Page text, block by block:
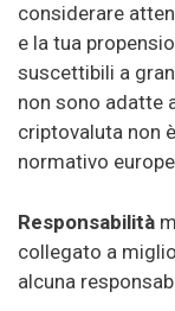
considerare
e la tua
suscettibili a
non sono adatte
criptovaluta non
normativo
Responsabilità
collegato a
alcuna